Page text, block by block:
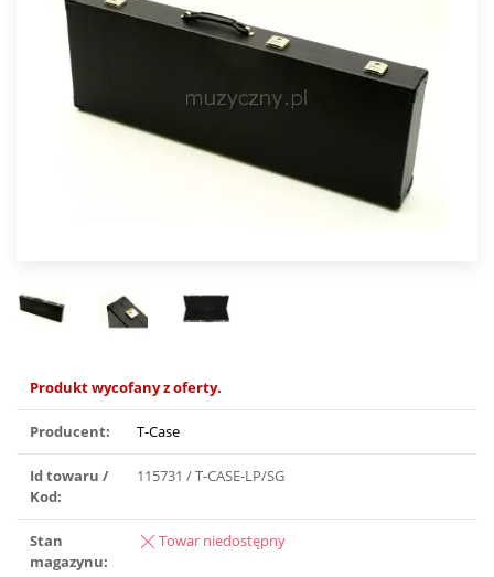
Produkt wycofany z oferty.
Producent: T-Case
Id towaru /
Kod:
115731 / T-CASE-LP/SG
Stan
magazynu:
Towar niedostępny